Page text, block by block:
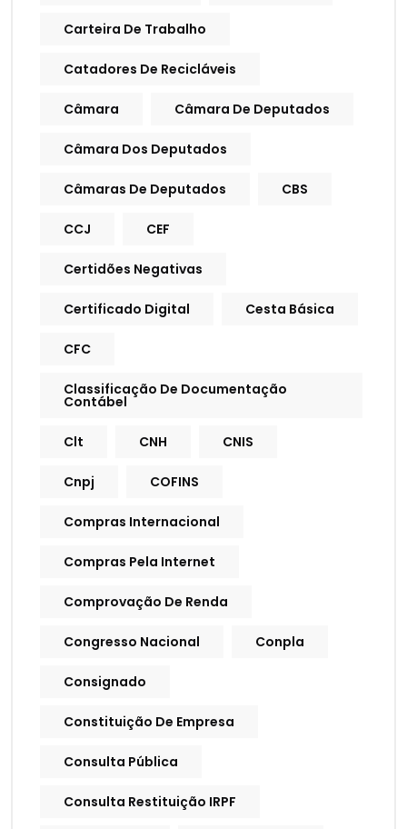
Carteira De Trabalho
Catadores De Recicláveis
Câmara Câmara De Deputados
Câmara Dos Deputados
Câmaras De Deputados CBS
CCJ CEF
Certidões Negativas
Certificado Digital Cesta Básica
CFC
Classificação De Documentação
Contábel
Clt CNH CNIS
Cnpj COFINS
Compras Internacional
Compras Pela Internet
Comprovação De Renda
Congresso Nacional Conpla
Consignado
Constituição De Empresa
Consulta Pública
Consulta Restituição IRPF